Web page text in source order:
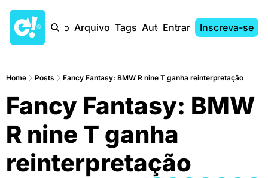
Início Arquivo Tags AutoresEntrar Inscreva-se
Home Posts Fancy Fantasy: BMW R nine T ganha reinterpretação
Fancy Fantasy: BMW
R nine T ganha
reinterpretação